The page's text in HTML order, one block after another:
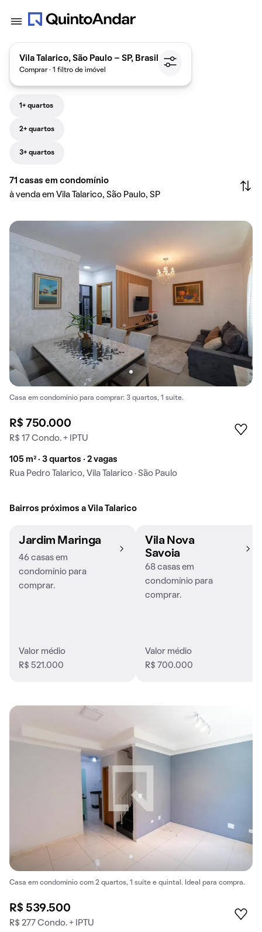
Vila Talarico, São Paulo - SP, Brasil
Comprar · 1 filtro de imóvel
1+ quartos
2+ quartos
3+ quartos
71 casas em condomínio
à venda em Vila Talarico, São Paulo, SP
Casa em condomínio para comprar: 3 quartos, 1 suíte.
R$ 750.000
R$ 17 Condo. + IPTU
105 m² · 3 quartos · 2 vagas
Rua Pedro Talarico, Vila Talarico · São Paulo
Bairros próximos a Vila Talarico
Jardim Maringa
46 casas em
condomínio para
comprar.
Valor médio
R$ 521.000
Vila Nova
Savoia
68 casas em
condomínio para
comprar.
Valor médio
R$ 700.000
Casa em condomínio com 2 quartos, 1 suíte e quintal. Ideal para compra.
R$ 539.500
R$ 277 Condo. + IPTU